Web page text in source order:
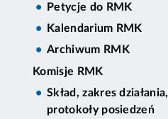
Petycje do RMK
Kalendarium RMK
Archiwum RMK
Komisje RMK
Skład, zakres działania,
protokoły posiedzeń